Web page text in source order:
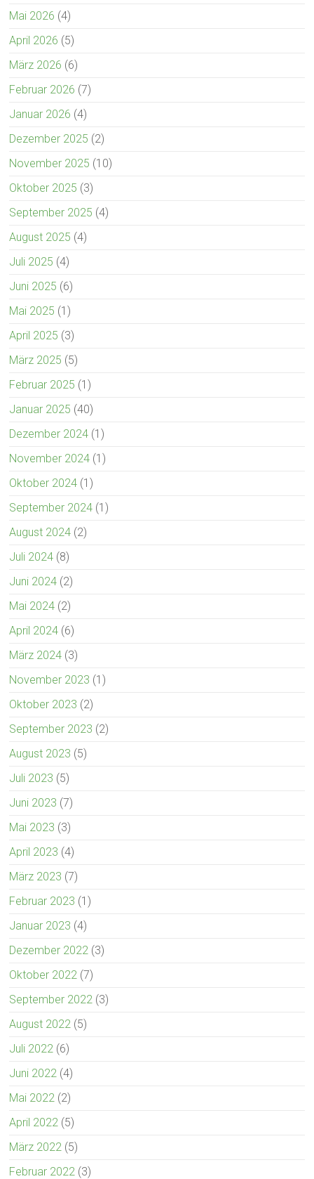
Mai 2026 (4)
April 2026 (5)
März 2026 (6)
Februar 2026 (7)
Januar 2026 (4)
Dezember 2025 (2)
November 2025 (10)
Oktober 2025 (3)
September 2025 (4)
August 2025 (4)
Juli 2025 (4)
Juni 2025 (6)
Mai 2025 (1)
April 2025 (3)
März 2025 (5)
Februar 2025 (1)
Januar 2025 (40)
Dezember 2024 (1)
November 2024 (1)
Oktober 2024 (1)
September 2024 (1)
August 2024 (2)
Juli 2024 (8)
Juni 2024 (2)
Mai 2024 (2)
April 2024 (6)
März 2024 (3)
November 2023 (1)
Oktober 2023 (2)
September 2023 (2)
August 2023 (5)
Juli 2023 (5)
Juni 2023 (7)
Mai 2023 (3)
April 2023 (4)
März 2023 (7)
Februar 2023 (1)
Januar 2023 (4)
Dezember 2022 (3)
Oktober 2022 (7)
September 2022 (3)
August 2022 (5)
Juli 2022 (6)
Juni 2022 (4)
Mai 2022 (2)
April 2022 (5)
März 2022 (5)
Februar 2022 (3)